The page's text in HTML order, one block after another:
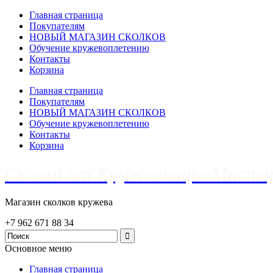
Главная страница
Покупателям
НОВЫЙ МАГАЗИН СКОЛКОВ
Обучение кружевоплетению
Контакты
Корзина
Главная страница
Покупателям
НОВЫЙ МАГАЗИН СКОЛКОВ
Обучение кружевоплетению
Контакты
Корзина
Магазин сколков кружева
+7 962 671 88 34
Основное меню
Главная страница